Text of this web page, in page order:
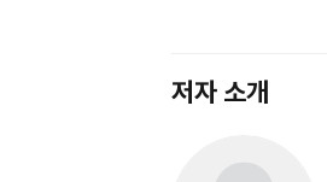
저자 소개